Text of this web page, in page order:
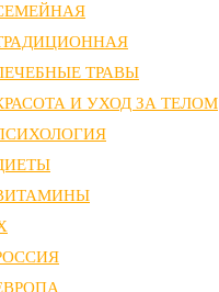
ТРАВЫ
И УХОД ЗА ТЕЛОМ